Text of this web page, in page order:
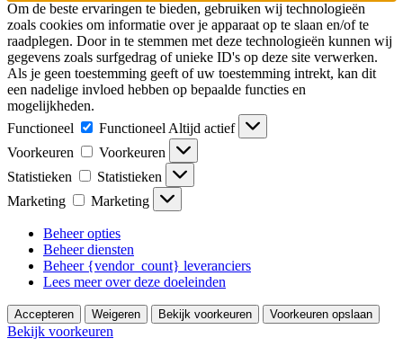
Om de beste ervaringen te bieden, gebruiken wij technologieën
zoals cookies om informatie over je apparaat op te slaan en/of te
raadplegen. Door in te stemmen met deze technologieën kunnen wij
gegevens zoals surfgedrag of unieke ID's op deze site verwerken.
Als je geen toestemming geeft of uw toestemming intrekt, kan dit
een nadelige invloed hebben op bepaalde functies en
mogelijkheden.
Functioneel
Functioneel Altijd actief
Voorkeuren
Voorkeuren
Statistieken
Statistieken
Marketing
Marketing
Beheer opties
Beheer diensten
Beheer {vendor_count} leveranciers
Lees meer over deze doeleinden
Accepteren Weigeren Bekijk voorkeuren Voorkeuren opslaan
Bekijk voorkeuren